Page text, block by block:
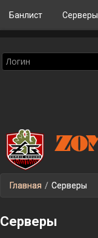
Банлист Серверы
Главная / Серверы
Серверы